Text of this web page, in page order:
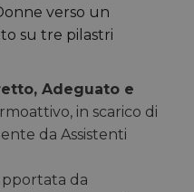
verso un
su tre pilastri
Adeguato e
in scarico di
da Assistenti
da